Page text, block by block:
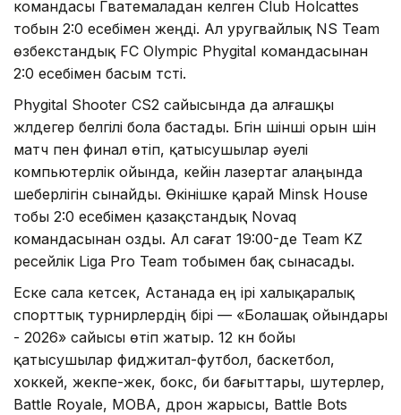
командасы Гватемаладан келген Club Holcattes
тобын 2:0 есебімен жеңді. Ал уругвайлық NS Team
өзбекстандық FC Olympic Phygital командасынан
2:0 есебімен басым түсті.
Phygital Shooter CS2 сайысында да алғашқы
жүлдегер белгілі бола бастады. Бүгін үшінші орын үшін
матч пен финал өтіп, қатысушылар әуелі
компьютерлік ойында, кейін лазертаг алаңында
шеберлігін сынайды. Өкінішке қарай Minsk House
тобы 2:0 есебімен қазақстандық Novaq
командасынан озды. Ал сағат 19:00-де Team KZ
ресейлік Liga Pro Team тобымен бақ сынасады.
Еске сала кетсек, Астанада ең ірі халықаралық
спорттық турнирлердің бірі — «Болашақ ойындары
- 2026» сайысы өтіп жатыр. 12 күн бойы
қатысушылар фиджитал-футбол, баскетбол,
хоккей, жекпе-жек, бокс, би бағыттары, шутерлер,
Battle Royale, MOBA, дрон жарысы, Battle Bots